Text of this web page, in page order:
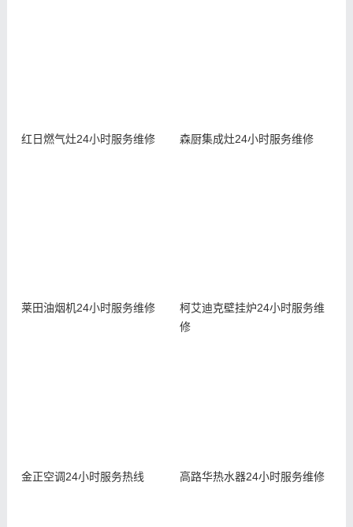
红日燃气灶24小时服务维修 森厨集成灶24小时服务维修
莱田油烟机24小时服务维修
柯艾迪克壁挂炉24小时服务维
修
金正空调24小时服务热线 高路华热水器24小时服务维修